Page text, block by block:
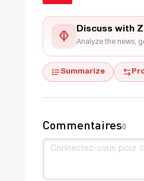
Discuss with
Analyze the news,
Summarize
Commentaires0